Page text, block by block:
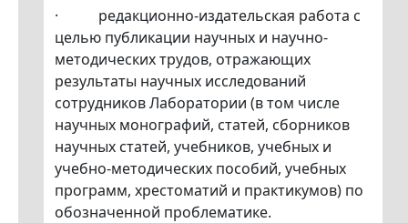
· редакционно-издательская работа с
целью публикации научных и научно-
методических трудов, отражающих
результаты научных исследований
сотрудников Лаборатории (в том числе
научных монографий, статей, сборников
научных статей, учебников, учебных и
учебно-методических пособий, учебных
программ, хрестоматий и практикумов) по
обозначенной проблематике.